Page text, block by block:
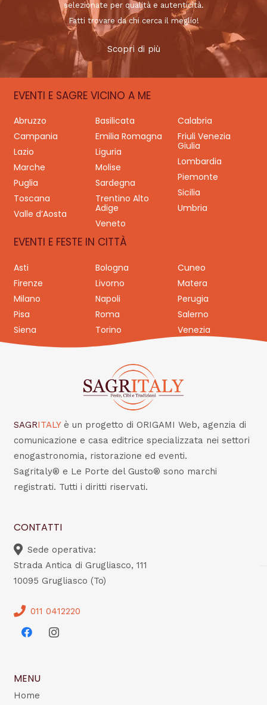
selezionate per qualità e autenticità.
Fatti trovare da chi cerca il meglio!
Scopri di più
EVENTI E SAGRE VICINO A ME
Abruzzo Basilicata
Calabria
Campania
Emilia Romagna
Friuli Venezia
Giulia
Lazio
Liguria
Lombardia
Marche
Molise
Piemonte
Puglia
Sardegna
Sicilia
Toscana
Trentino Alto
Adige
Umbria
Valle d’Aosta
Veneto
EVENTI E FESTE IN CITTÀ
Asti Bologna
Cuneo
Firenze
Livorno
Matera
Milano
Napoli
Perugia
Pisa
Roma
Salerno
Siena
Torino Venezia
SAGRITALY è un progetto di ORIGAMI Web, agenzia di
comunicazione e casa editrice specializzata nei settori
enogastronomia, ristorazione ed eventi.
Sagritaly® e Le Porte del Gusto® sono marchi
registrati. Tutti i diritti riservati.
CONTATTI
Sede operativa:
Strada Antica di Grugliasco, 111
10095 Grugliasco (To)
011 0412220
MENU
Home